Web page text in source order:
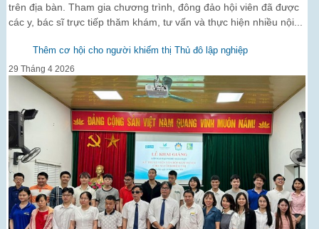
trên địa bàn. Tham gia chương trình, đông đảo hội viên đã được
các y, bác sĩ trực tiếp thăm khám, tư vấn và thực hiện nhiều nội...
Thêm cơ hội cho người khiếm thị Thủ đô lập nghiệp
29 Tháng 4 2026